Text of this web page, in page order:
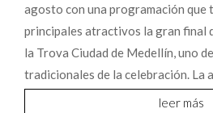
agosto con una programación que
principales atractivos la gran final
la Trova Ciudad de Medellín, uno
tradicionales de la celebración. La
leer más